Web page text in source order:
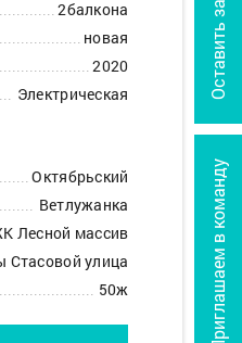
Приглашаем в команду
Оставить заявку
2балкона
новая
2020
Электрическая
Октябрьский
Ветлужанка
Лесной массив
Стасовой улица
50ж